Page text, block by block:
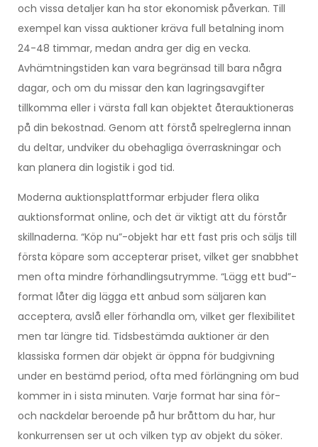
och vissa detaljer kan ha stor ekonomisk påverkan. Till
exempel kan vissa auktioner kräva full betalning inom
24-48 timmar, medan andra ger dig en vecka.
Avhämtningstiden kan vara begränsad till bara några
dagar, och om du missar den kan lagringsavgifter
tillkomma eller i värsta fall kan objektet återauktioneras
på din bekostnad. Genom att förstå spelreglerna innan
du deltar, undviker du obehagliga överraskningar och
kan planera din logistik i god tid.
Moderna auktionsplattformar erbjuder flera olika
auktionsformat online, och det är viktigt att du förstår
skillnaderna. “Köp nu”-objekt har ett fast pris och säljs till
första köpare som accepterar priset, vilket ger snabbhet
men ofta mindre förhandlingsutrymme. “Lägg ett bud”-
format låter dig lägga ett anbud som säljaren kan
acceptera, avslå eller förhandla om, vilket ger flexibilitet
men tar längre tid. Tidsbestämda auktioner är den
klassiska formen där objekt är öppna för budgivning
under en bestämd period, ofta med förlängning om bud
kommer in i sista minuten. Varje format har sina för-
och nackdelar beroende på hur bråttom du har, hur
konkurrensen ser ut och vilken typ av objekt du söker.